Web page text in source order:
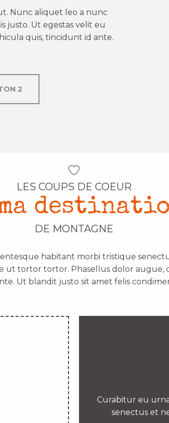
Nunc aliquet leo a nunc
justo. Ut egestas velit eu
quis, tincidunt id ante.
2
LES COUPS DE COEUR
DE MONTAGNE
habitant morbi tristique
ut tortor tortor. Phasellus dolor
Ut blandit justo sit amet felis
Curabitur eu
senectus et